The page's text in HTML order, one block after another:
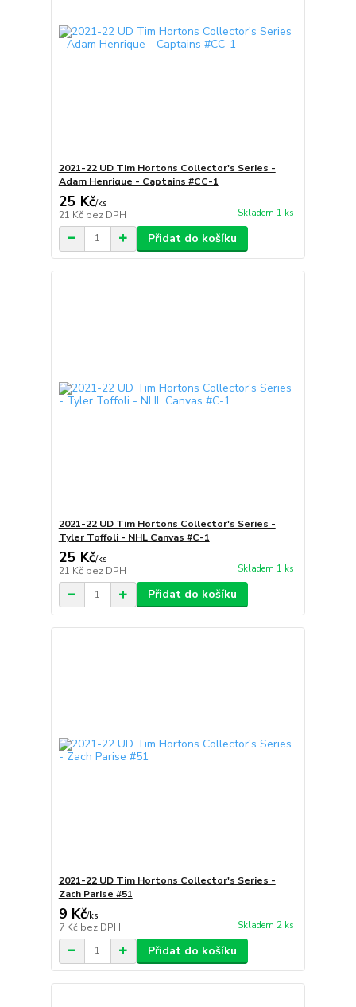
2021-22 UD Tim Hortons Collector's Series -
Adam Henrique - Captains #CC-1
25 Kč/ks
21 Kč bez DPH Skladem 1 ks
Přidat do košíku
2021-22 UD Tim Hortons Collector's Series -
Tyler Toffoli - NHL Canvas #C-1
25 Kč/ks
21 Kč bez DPH Skladem 1 ks
Přidat do košíku
2021-22 UD Tim Hortons Collector's Series -
Zach Parise #51
9 Kč/ks
7 Kč bez DPH Skladem 2 ks
Přidat do košíku